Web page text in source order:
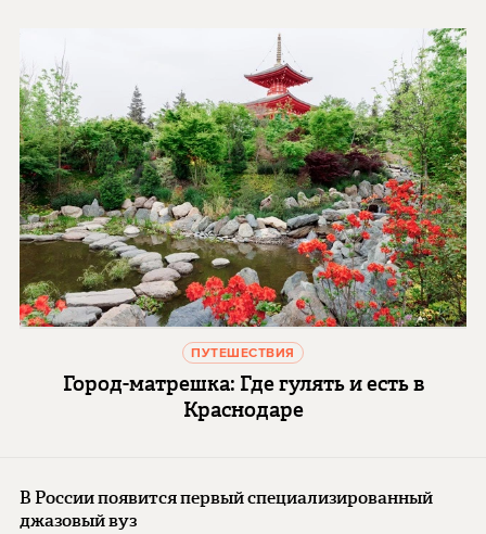
ПУТЕШЕСТВИЯ
Город-матрешка: Где гулять и есть в
Краснодаре
В России появится первый специализированный
джазовый вуз